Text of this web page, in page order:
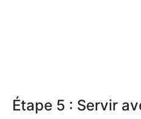
Étape 5 : Servir